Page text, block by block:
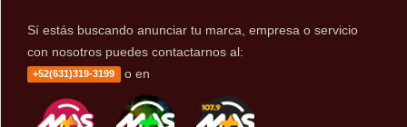
Sí estás buscando anunciar tu marca, empresa o servicio
con nosotros puedes contactarnos al:
+52(631)319-3199 o en